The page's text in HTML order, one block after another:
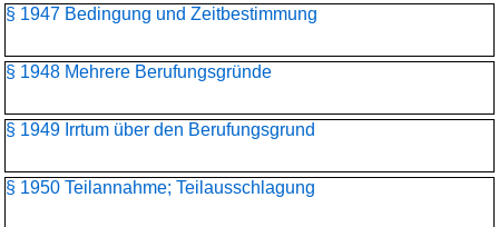
§ 1947 Bedingung und Zeitbestimmung
§ 1948 Mehrere Berufungsgründe
§ 1949 Irrtum über den Berufungsgrund
§ 1950 Teilannahme; Teilausschlagung